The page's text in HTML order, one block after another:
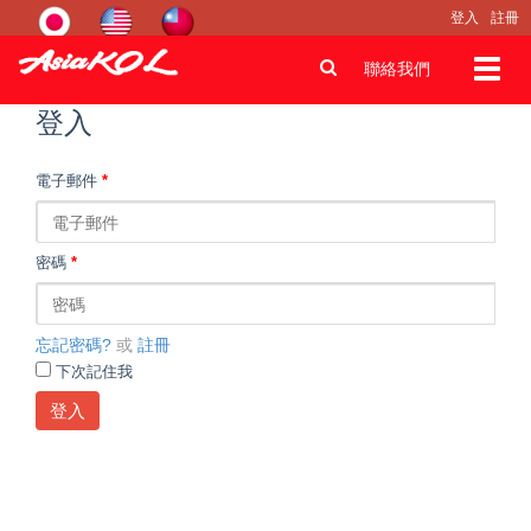
登入 註冊
聯絡我們
登入
電子郵件 *
密碼 *
忘記密碼? 或 註冊
下次記住我
登入